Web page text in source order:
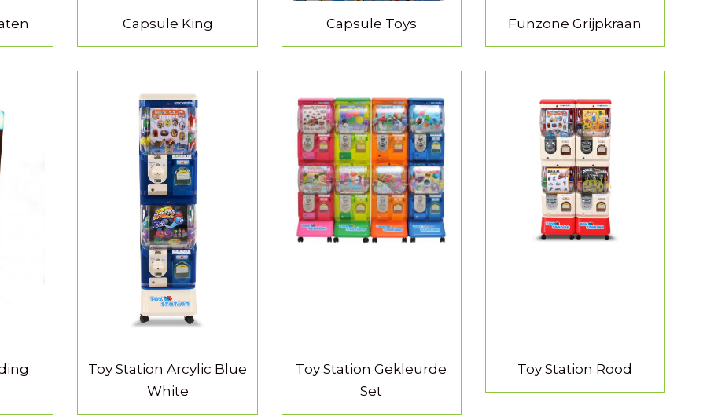
Capsule King Capsule Toys Funzone Grijpkraan
MEER INFORMATIE
Toy Station Arcylic Blue
White
MEER INFORMATIE
Toy Station Gekleurde
Set
MEER INFORMATIE
Toy Station Rood